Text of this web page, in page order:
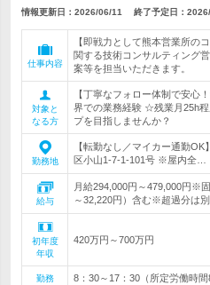
情報更新日：2026/06/11 終了予定日：
仕事内容
【即戦力として熊本営業所の
関する技術コンサルティング
案等を担当いただきます。
対象と
なる方
【丁寧なフォロー体制で安心
界での業務経験 ☆残業月25h
プを目指しませんか？
勤務地
【転勤なし／マイカー通勤
区小山1-7-1-101号 ※屋内全…
給与
月給294,000円～479,000円※
～32,220円）含む※超過分は
初年度
年収
420万円～700万円
勤務
8：30～17：30（所定労働時